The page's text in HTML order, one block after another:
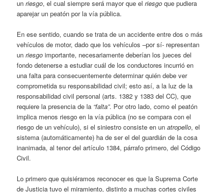
unriesgo, el cual siempre será mayor que elriesgo que pudiera
aparejar un peatón por la vía pública.
En ese sentido, cuando se trata de un accidente entre dos o más
vehículos de motor, dado que los vehículos –por sí- representan
unriesgo importante, necesariamente deberían los jueces del
fondo detenerse a estudiar cuál de los conductores incurrió en
una falta para consecuentemente determinar quién debe ver
comprometida su responsabilidad civil; esto así, a la luz de la
responsabilidad civil personal (arts. 1382 y 1383 del CC), que
requiere la presencia de la “falta”. Por otro lado, como el peatón
implica menos riesgo en la vía pública (no se compara con el
riesgo de un vehículo), si el siniestro consiste en unatropello, el
sistema (automáticamente) ha de ser el del guardián de la cosa
inanimada, al tenor del artículo 1384, párrafo primero, del Código
Civil.
Lo primero que quisiéramos reconocer es que la Suprema Corte
de Justicia tuvo el miramiento, distinto a muchas cortes civiles